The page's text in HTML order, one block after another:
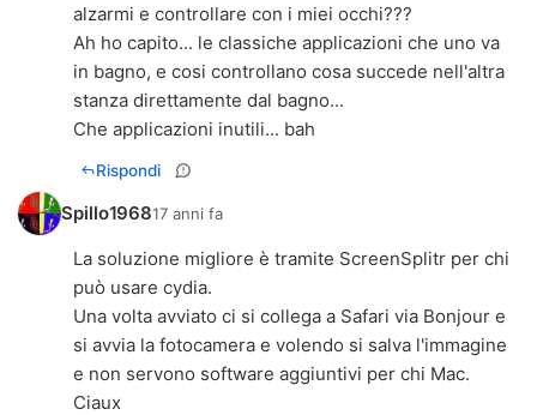
alzarmi e controllare con i miei occhi???
Ah ho capito... le classiche applicazioni che uno va
in bagno, e cosi controllano cosa succede nell'altra
stanza direttamente dal bagno...
Che applicazioni inutili... bah
Rispondi
Spillo196817 anni fa
La soluzione migliore è tramite ScreenSplitr per chi
può usare cydia.
Una volta avviato ci si collega a Safari via Bonjour e
si avvia la fotocamera e volendo si salva l'immagine
e non servono software aggiuntivi per chi Mac.
Ciaux